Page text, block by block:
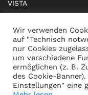
VISTA
BRIDGE Network
Dokumente
Wir verwenden
auf "Technisch
nur Cookies
um verschiedene
ermöglichen (z. B.
des Cookie-
Einstellungen" eine